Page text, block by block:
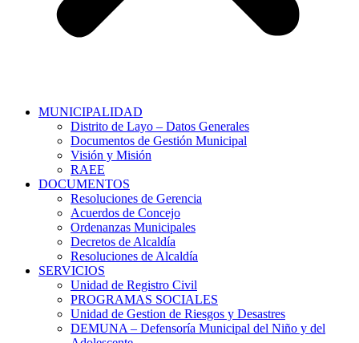
MUNICIPALIDAD
Distrito de Layo – Datos Generales
Documentos de Gestión Municipal
Visión y Misión
RAEE
DOCUMENTOS
Resoluciones de Gerencia
Acuerdos de Concejo
Ordenanzas Municipales
Decretos de Alcaldía
Resoluciones de Alcaldía
SERVICIOS
Unidad de Registro Civil
PROGRAMAS SOCIALES
Unidad de Gestion de Riesgos y Desastres
DEMUNA – Defensoría Municipal del Niño y del